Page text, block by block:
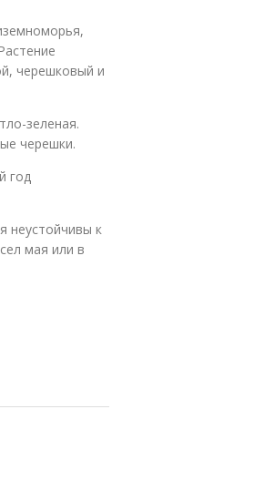
черешковый и
зеленая.
черешки.
год
неустойчивы к
мая или в